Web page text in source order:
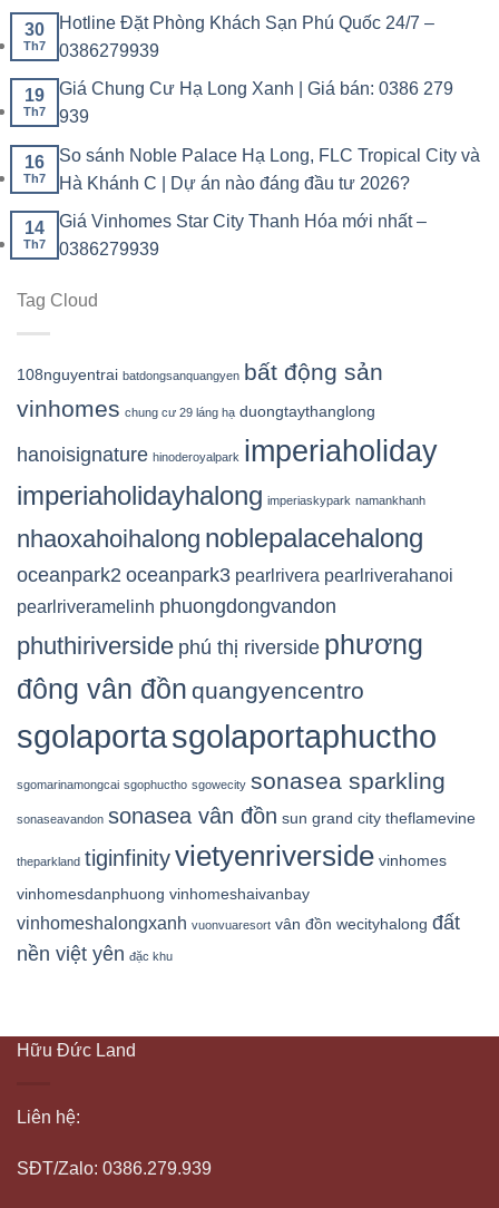
30
Th7
Hotline Đặt Phòng Khách Sạn Phú Quốc 24/7 –
0386279939
19
Th7
Giá Chung Cư Hạ Long Xanh | Giá bán: 0386 279
939
16
Th7
So sánh Noble Palace Hạ Long, FLC Tropical City và
Hà Khánh C | Dự án nào đáng đầu tư 2026?
14
Th7
Giá Vinhomes Star City Thanh Hóa mới nhất –
0386279939
Tag Cloud
108nguyentrai batdongsanquangyen bất động sản
vinhomes chung cư 29 láng hạ duongtaythanglong
hanoisignature hinoderoyalpark imperiaholiday
imperiaholidayhalong imperiaskypark namankhanh
nhaoxahoihalong noblepalacehalong
oceanpark2 oceanpark3 pearlrivera pearlriverahanoi
pearlriveramelinh phuongdongvandon
phuthiriverside phú thị riverside phương
đông vân đồn quangyencentro
sgolaportasgolaportaphuctho
sgomarinamongcai sgophuctho sgowecity sonasea sparkling
sonaseavandon sonasea vân đồn sun grand city theflamevine
theparkland tiginfinityvietyenriverside vinhomes
vinhomesdanphuong vinhomeshaivanbay
vinhomeshalongxanh vuonvuaresort vân đồn wecityhalong đất
nền việt yên đặc khu
Hữu Đức Land
Liên hệ:
SĐT/Zalo: 0386.279.939